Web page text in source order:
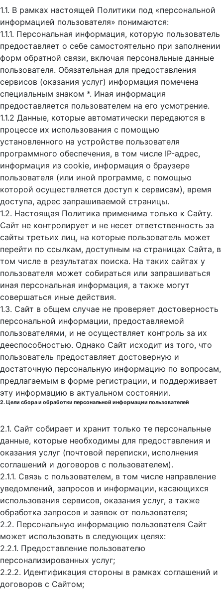
1.1. В рамках настоящей Политики под «персональной
информацией пользователя» понимаются:
1.1.1. Персональная информация, которую пользователь
предоставляет о себе самостоятельно при заполнении
форм обратной связи, включая персональные данные
пользователя. Обязательная для предоставления
сервисов (оказания услуг) информация помечена
специальным знаком *. Иная информация
предоставляется пользователем на его усмотрение.
1.1.2 Данные, которые автоматически передаются в
процессе их использования с помощью
установленного на устройстве пользователя
программного обеспечения, в том числе IP-адрес,
информация из cookie, информация о браузере
пользователя (или иной программе, с помощью
которой осуществляется доступ к cервисам), время
доступа, адрес запрашиваемой страницы.
1.2. Настоящая Политика применима только к Сайту.
Сайт не контролирует и не несет ответственность за
сайты третьих лиц, на которые пользователь может
перейти по ссылкам, доступным на страницах Сайта, в
том числе в результатах поиска. На таких сайтах у
пользователя может собираться или запрашиваться
иная персональная информация, а также могут
совершаться иные действия.
1.3. Сайт в общем случае не проверяет достоверность
персональной информации, предоставляемой
пользователями, и не осуществляет контроль за их
дееспособностью. Однако Сайт исходит из того, что
пользователь предоставляет достоверную и
достаточную персональную информацию по вопросам,
предлагаемым в форме регистрации, и поддерживает
эту информацию в актуальном состоянии.
2. Цели сбора и обработки персональной информации пользователей
2.1. Сайт собирает и хранит только те персональные
данные, которые необходимы для предоставления и
оказания услуг (почтовой переписки, исполнения
соглашений и договоров с пользователем).
2.1.1. Связь с пользователем, в том числе направление
уведомлений, запросов и информации, касающихся
использования сервисов, оказания услуг, а также
обработка запросов и заявок от пользователя;
2.2. Персональную информацию пользователя Сайт
может использовать в следующих целях:
2.2.1. Предоставление пользователю
персонализированных услуг;
2.2.2. Идентификация стороны в рамках соглашений и
договоров с Сайтом;